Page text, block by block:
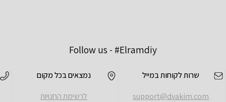
Follow us - #Elramdiy
שרות לקוחות במייל
support@dvakim.com
נמצאים בכל מקום
לרשימת החנויות